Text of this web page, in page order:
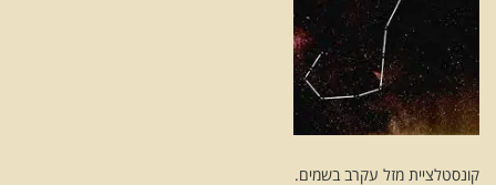
קונסטלציית מזל עקרב בשמים.